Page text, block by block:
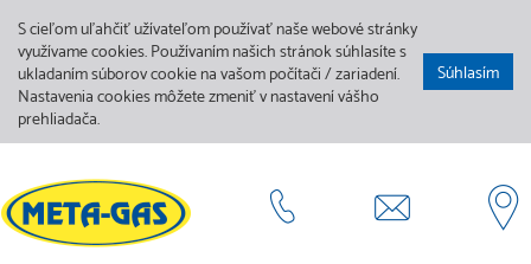
S cieľom uľahčiť užívateľom používať naše webové stránky
využívame cookies. Používaním našich stránok súhlasíte s
ukladaním súborov cookie na vašom počítači / zariadení.
Nastavenia cookies môžete zmeniť v nastavení vášho
prehliadača.
Súhlasím